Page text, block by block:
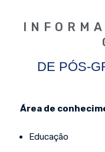
DE PÓS-
Área de
Educação